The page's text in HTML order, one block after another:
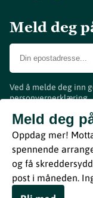
Meld deg
Ved å melde deg inn
personvernerklæring.
Meld deg
Oppdag mer!
spennende
og få
post i måneden.
Vestfold
ByBreakfast